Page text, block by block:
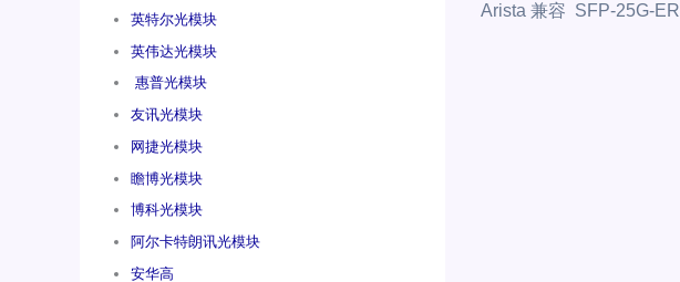
英特尔光模块
英伟达光模块
惠普光模块
友讯光模块
网捷光模块
瞻博光模块
博科光模块
阿尔卡特朗讯光模块
安华高
Arista 兼容 SFP-25G-ER